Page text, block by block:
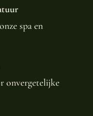
spa en
onvergetelijke